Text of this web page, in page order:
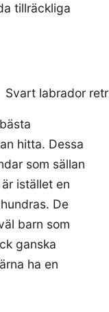
tillräckliga
hitta. Dessa
som sällan
istället en
De
barn som
ganska
ha en